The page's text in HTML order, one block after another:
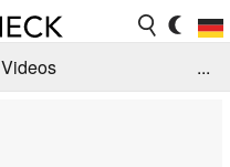
Videos
...